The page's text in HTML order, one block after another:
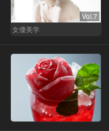
Vol.7
女優美学